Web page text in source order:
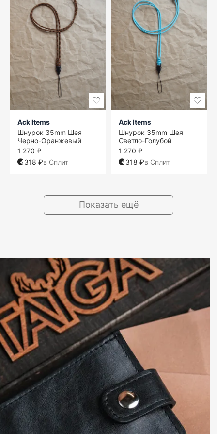
Ack Items
Шнурок 35mm Шея
Черно-Оранжевый
1 270 ₽
318 ₽в Сплит
Ack Items
Шнурок 35mm Шея
Светло-Голубой
1 270 ₽
318 ₽в Сплит
Показать ещё